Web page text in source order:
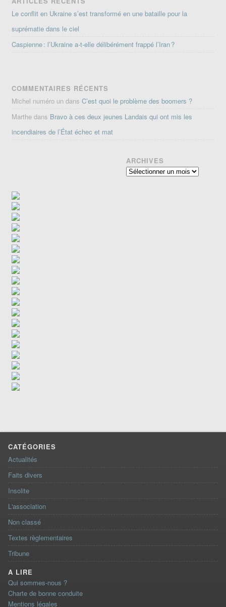
Le conflit en Ukraine s’est transformé en une bataille pour la
suprématie dans le ciel
Caspienne : l’Ukraine a-t-elle délibérément frappé l’Iran ?
COMMENTAIRES RÉCENTS
Michel numéro un dansC’est quoi le problème des boomers ?
Marthe dans Bravo à ces deux jeunes Landais qui ont mis les
incendiaires de l’État échec et mat
ARCHIVES
Archives
CATÉGORIES
Actualités
Faits divers
Insolite
L'association
Non classé
Textes règlementaires
Tribune
A LIRE
Qui sommes-nous ?
Charte de bonne conduite
Mentions légales